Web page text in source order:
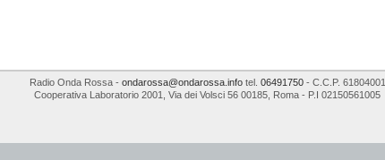
Radio Onda Rossa- ondarossa@ondarossa.infotel. 06491750- C.C.P. 61804001
Cooperativa Laboratorio 2001
Via dei Volsci 56 00185 Roma - P.I 02150561005